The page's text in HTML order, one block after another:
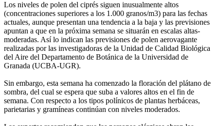
Los niveles de polen del ciprés siguen inusualmente altos
(concentraciones superiores a los 1.000 granos/m3) para las fechas
actuales, aunque presentan una tendencia a la baja y las previsiones
apuntan a que en la próxima semana se situarán en escalas altas-
moderadas. Así lo indican las previsiones de polen aerovagante
realizadas por las investigadoras de la Unidad de Calidad Biológica
del Aire del Departamento de Botánica de la Universidad de
Granada (UCBA-UGR).
Sin embargo, esta semana ha comenzado la floración del plátano de
sombra, del cual se espera que suba a valores altos en el fin de
semana. Con respecto a los tipos polínicos de plantas herbáceas,
parietarias y gramíneas continúan con niveles moderados.